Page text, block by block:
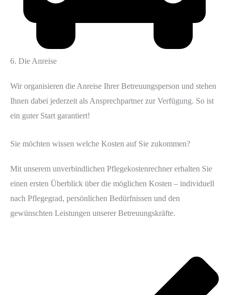
6. Die Anreise
Wir organisieren die Anreise Ihrer Betreuungsperson und stehen
Ihnen dabei jederzeit als Ansprechpartner zur Verfügung. So ist
ein guter Start garantiert!
Sie möchten wissen welche Kosten auf Sie zukommen?
Mit unserem unverbindlichen Pflegekostenrechner erhalten Sie
einen ersten Überblick über die möglichen Kosten – individuell
nach Pflegegrad, persönlichen Bedürfnissen und den
gewünschten Leistungen unserer Betreuungskräfte.